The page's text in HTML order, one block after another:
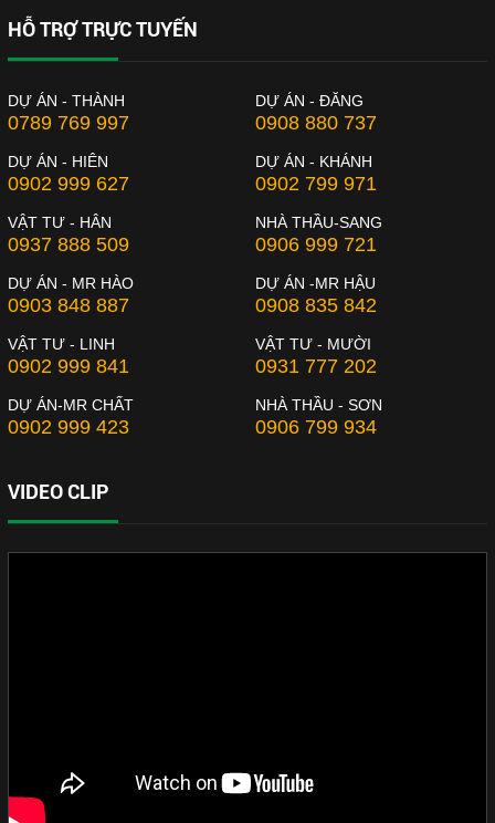
HỖ TRỢ TRỰC TUYẾN
DỰ ÁN - THÀNH
0789 769 997
DỰ ÁN - ĐĂNG
0908 880 737
DỰ ÁN - HIÊN
0902 999 627
DỰ ÁN - KHÁNH
0902 799 971
VẬT TƯ - HÂN
0937 888 509
NHÀ THẦU-SANG
0906 999 721
DỰ ÁN - MR HÀO
0903 848 887
DỰ ÁN -MR HẬU
0908 835 842
VẬT TƯ - LINH
0902 999 841
VẬT TƯ - MƯỜI
0931 777 202
DỰ ÁN-MR CHẤT
0902 999 423
NHÀ THẦU - SƠN
0906 799 934
VIDEO CLIP